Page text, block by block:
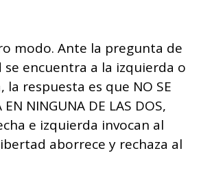
modo. Ante la pregunta de
encuentra a la izquierda o
la respuesta es que NO SE
EN NINGUNA DE LAS DOS,
e izquierda invocan al
aborrece y rechaza al